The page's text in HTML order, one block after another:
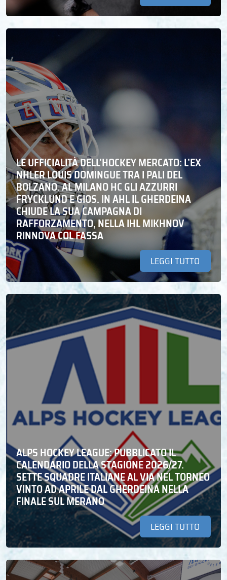
LE UFFICIALITÀ DELL’HOCKEY MERCATO: L’EX
NHLER LOUIS DOMINGUE TRA I PALI DEL
BOLZANO. AL MILANO HC GLI AZZURRI
FRYCKLUND E GIOS. IN AHL IL GHERDEINA
CHIUDE LA SUA CAMPAGNA DI
RAFFORZAMENTO, NELLA IHL MIKHNOV
RINNOVA COL FASSA
LEGGI TUTTO
ALPS HOCKEY LEAGUE: PUBBLICATO IL
CALENDARIO DELLA STAGIONE 2026/27.
SETTE SQUADRE ITALIANE AL VIA NEL TORNEO
VINTO AD APRILE DAL GHERDEINA NELLA
FINALE SUL MERANO
LEGGI TUTTO